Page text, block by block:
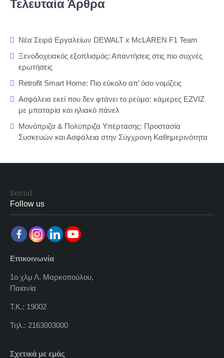
Τελευταία Άρθρα
Νέα Σειρά Εργαλείων DEWALT x McLAREN F1 Team
Ξενοδοχειακός εξοπλισμός: Απαντήσεις στις πιο συχνές
ερωτήσεις
Retrofit Smart Home: Πιο εύκολο απ’ όσο νομίζεις
Ασφάλεια εκεί που δεν φτάνει το ρεύμα: κάμερες EZVIZ
με μπαταρία και ηλιακό πάνελ
Μονόπριζα & Πολύπριζα Υπέρτασης: Προστασία
Συσκευών και Ασφάλεια στην Σύγχρονη Καθημερινότητα
Social
Follow us
Επικοινωνία
1ο χλμ Λ. Μαρκοπούλου,
Παιανία
Τ.Κ.: 19002
Τηλ.: 2163003000
Σχετικά με εμάς